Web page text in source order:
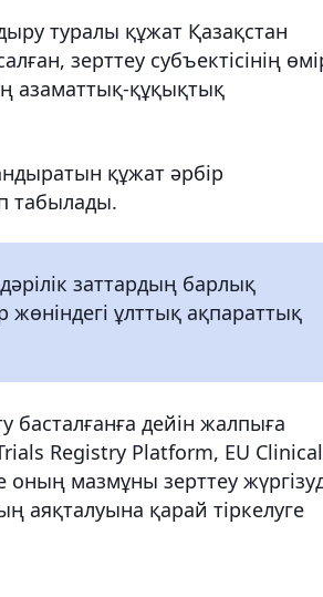
туралы құжат Қазақстан
зерттеу субъектісінің
азаматтық-құқықтық
құжат әрбір
табылады.
заттардың барлық
ұлттық ақпараттық
басталғанға дейін жалпыға
Registry Platform, EU Clinical
оның мазмұны зерттеу
аяқталуына қарай тіркелуге